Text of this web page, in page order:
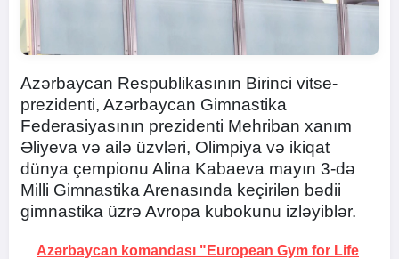
Azərbaycan Respublikasının Birinci vitse-
prezidenti, Azərbaycan Gimnastika
Federasiyasının prezidenti Mehriban xanım
Əliyeva və ailə üzvləri, Olimpiya və ikiqat
dünya çempionu Alina Kabaeva mayın 3-də
Milli Gimnastika Arenasında keçirilən bədii
gimnastika üzrə Avropa kubokunu izləyiblər.
Azərbaycan komandası "European Gym for Life